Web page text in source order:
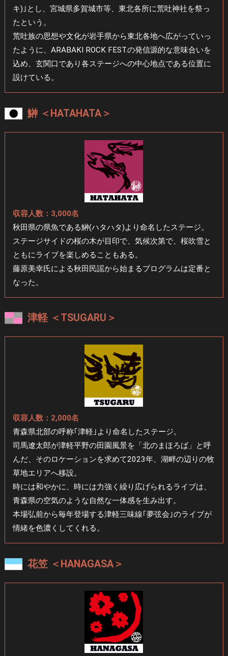
キ)｣とし、宮城県多賀城市等、東北各所に荒吐神社を祭っ
たという。
荒吐族の思想や文化が岩手県から東北各地へ広がっていっ
たように、ARABAKI ROCK FEST.の発信源的な意味合いを
込め、玄関口であり各ステージへの中心地点である位置に
設けている。
鰰 ＜HATAHATA＞
収容人数：3,000名
秋田県の県魚である鰰(ハタハタ)より命名したステージ。
ステージサイドの桜の木が目印で、気候次第で、桜吹雪と
ともにライブを楽しめることもある。
藤原美幸氏による秋田民謡から始まるプログラムは定番と
なった。
津軽 ＜TSUGARU＞
収容人数：2,000名
青森県北部の呼称｢津軽｣より命名したステージ。
司馬遼太郎が津軽平野の田園風景を 「北のまほろば」と呼
んだ、そのロケーションを求めて2023年、湖畔の辺りの牧
草地エリアへ移設。
時には和やかに、時には力強く繰り広げられるライブは、
青森県の空気のような自然な一体感を生み出す。
本場弘前から毎年登場する津軽三味線｢夢弦会｣のライブが
情緒を色濃くしてくれる。
花笠 ＜HANAGASA＞